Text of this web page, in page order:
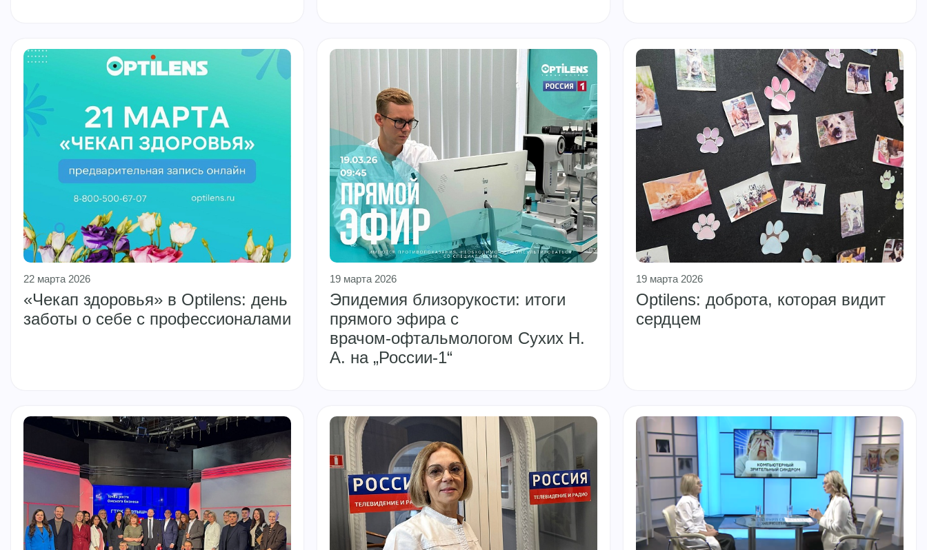
22 марта 2026
«Чекап здоровья» в Optilens: день
заботы о себе с профессионалами
19 марта 2026
Эпидемия близорукости: итоги
прямого эфира с
врачом‑офтальмологом Сухих Н.
А. на „России‑1“
19 марта 2026
Optilens: доброта, которая видит
сердцем